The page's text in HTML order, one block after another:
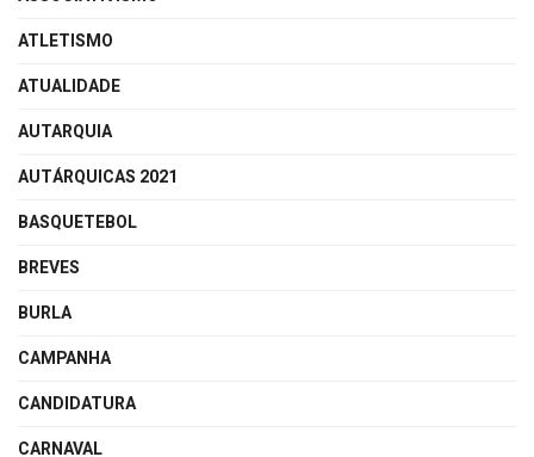
ATLETISMO
ATUALIDADE
AUTARQUIA
AUTÁRQUICAS 2021
BASQUETEBOL
BREVES
BURLA
CAMPANHA
CANDIDATURA
CARNAVAL